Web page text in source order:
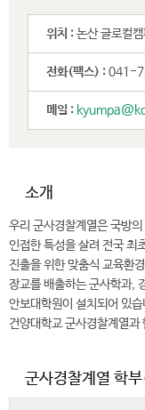
위치 :논산 글로컬
전화(팩스) :041-
메일 :
소개
우리 군사경찰계열은 국방
인접한 특성을 살려 전국 최
진출을 위한 맞춤식 교육환
장교를 배출하는 군사학과,
안보대학원이 설치되어 있습
건양대학교 군사경찰계열과
군사경찰계열 학